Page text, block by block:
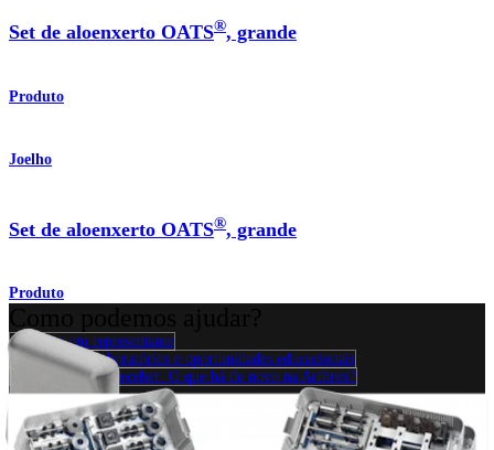
Set de aloenxerto OATS®, grande
Produto
Joelho
Set de aloenxerto OATS®, grande
Produto
Contacte um representante
Veja eventos, laboratórios e oportunidades educacionais
Inscreva-se para receber: O que há de novo na Arthrex?
Conecte-se conosco